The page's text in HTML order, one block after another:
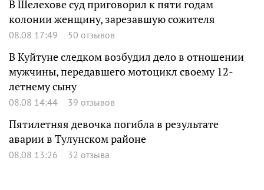
В Шелехове суд приговорил к пяти годам
колонии женщину, зарезавшую сожителя
08.08 17:49 50 отзывов
В Куйтуне следком возбудил дело в отношении
мужчины, передавшего мотоцикл своему 12-
летнему сыну
08.08 14:44 39 отзывов
Пятилетняя девочка погибла в результате
аварии в Тулунском районе
08.08 13:26 32 отзыва